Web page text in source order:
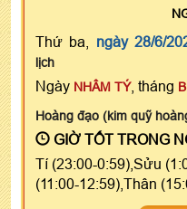
Thứ ba, ngày 28/6/
lịch
Ngày NHÂM TÝ, tháng
Hoàng đạo (kim quỹ
GIỜ TỐT TRONG
Tí (23:00-0:59),Sửu
(11:00-12:59),Thân